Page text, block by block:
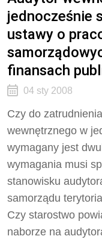
jednocześnie
ustawy o
finansach
04 sty 2008
Czy do
wewnętrznego w
wymagany jest
wymagania musi
stanowisku
samorządu
Czy starostwo
naborze na